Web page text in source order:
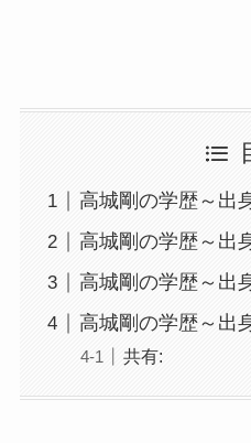
高城剛の学歴～出
高城剛の学歴～出
高城剛の学歴～出
高城剛の学歴～出
共有: